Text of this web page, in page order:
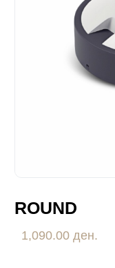
ROUND
1,090.00 ден.